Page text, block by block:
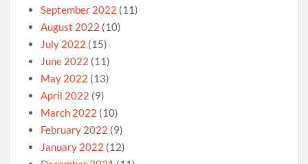
September 2022 (11)
August 2022 (10)
July 2022 (15)
June 2022 (11)
May 2022 (13)
April 2022 (9)
March 2022 (10)
February 2022 (9)
January 2022 (12)